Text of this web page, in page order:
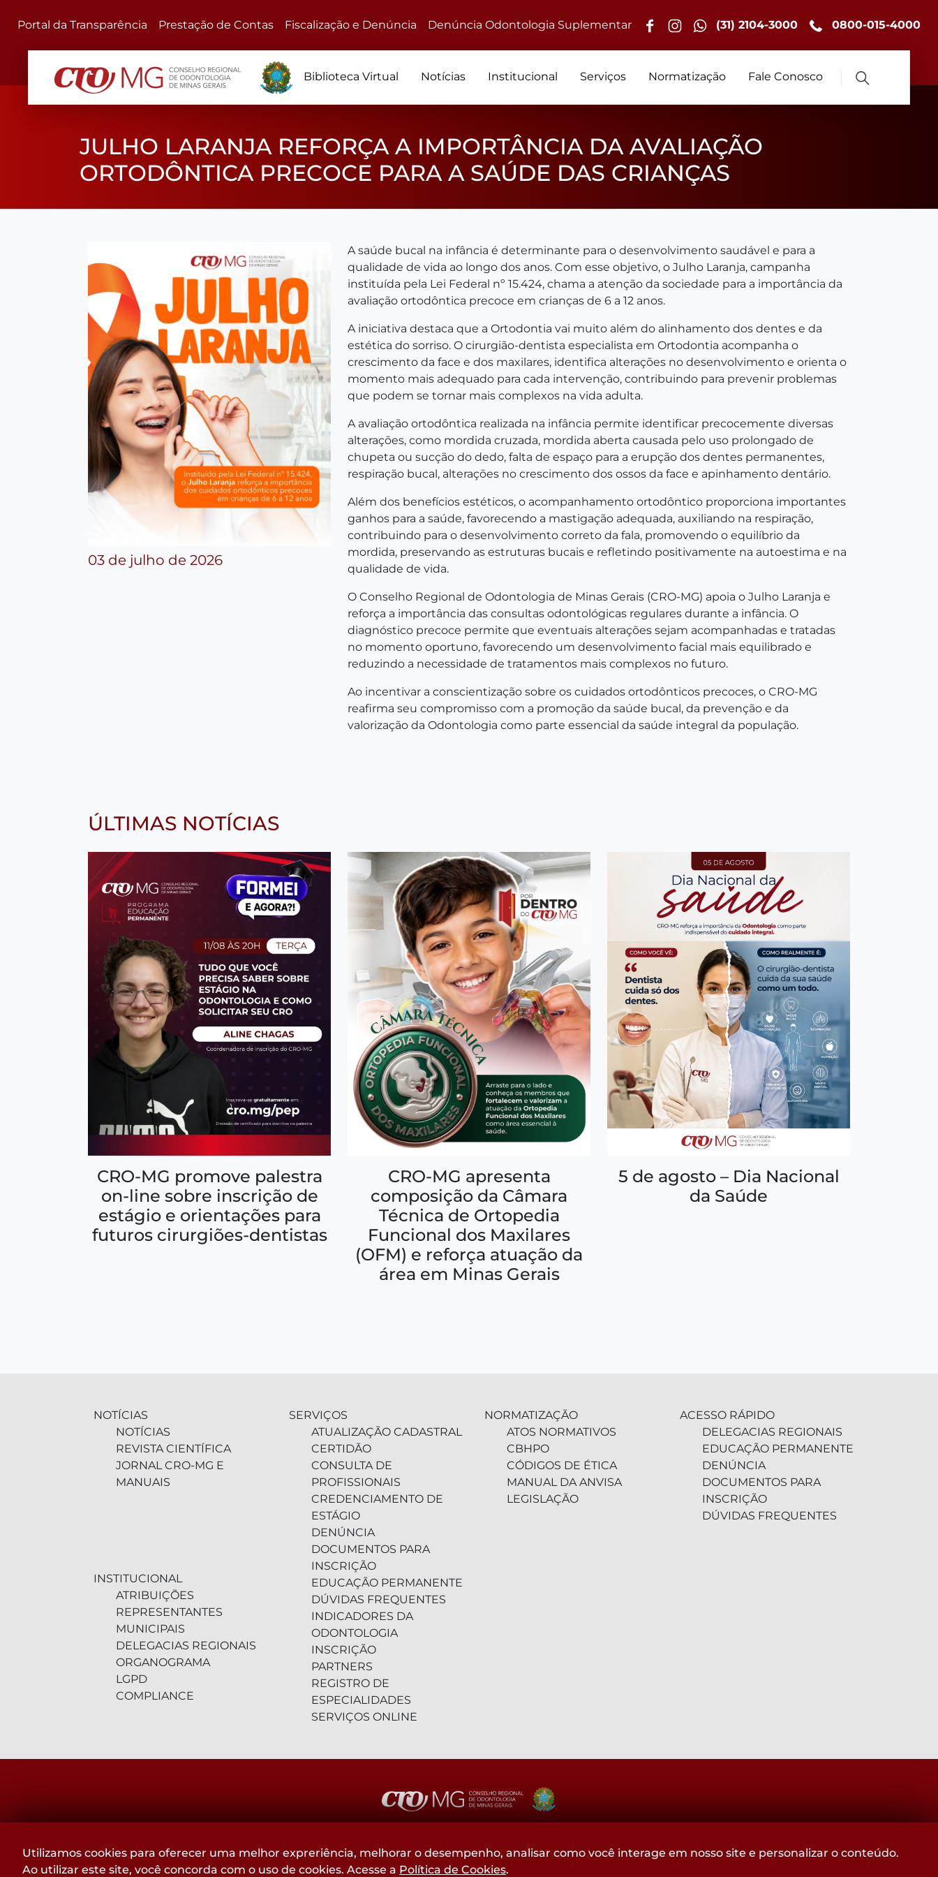
Portal da Transparência Prestação de Contas Fiscalização e Denúncia Denúncia Odontologia Suplementar (31) 2104-3000 0800-015-4000
Biblioteca Virtual Notícias Institucional Serviços Normatização Fale Conosco
JULHO LARANJA REFORÇA A IMPORTÂNCIA DA AVALIAÇÃO
ORTODÔNTICA PRECOCE PARA A SAÚDE DAS CRIANÇAS
03 de julho de 2026
A saúde bucal na infância é determinante para o desenvolvimento saudável e para a
qualidade de vida ao longo dos anos. Com esse objetivo, o Julho Laranja, campanha
instituída pela Lei Federal nº 15.424, chama a atenção da sociedade para a importância da
avaliação ortodôntica precoce em crianças de 6 a 12 anos.
A iniciativa destaca que a Ortodontia vai muito além do alinhamento dos dentes e da
estética do sorriso. O cirurgião-dentista especialista em Ortodontia acompanha o
crescimento da face e dos maxilares, identifica alterações no desenvolvimento e orienta o
momento mais adequado para cada intervenção, contribuindo para prevenir problemas
que podem se tornar mais complexos na vida adulta.
A avaliação ortodôntica realizada na infância permite identificar precocemente diversas
alterações, como mordida cruzada, mordida aberta causada pelo uso prolongado de
chupeta ou sucção do dedo, falta de espaço para a erupção dos dentes permanentes,
respiração bucal, alterações no crescimento dos ossos da face e apinhamento dentário.
Além dos benefícios estéticos, o acompanhamento ortodôntico proporciona importantes
ganhos para a saúde, favorecendo a mastigação adequada, auxiliando na respiração,
contribuindo para o desenvolvimento correto da fala, promovendo o equilíbrio da
mordida, preservando as estruturas bucais e refletindo positivamente na autoestima e na
qualidade de vida.
O Conselho Regional de Odontologia de Minas Gerais (CRO-MG) apoia o Julho Laranja e
reforça a importância das consultas odontológicas regulares durante a infância. O
diagnóstico precoce permite que eventuais alterações sejam acompanhadas e tratadas
no momento oportuno, favorecendo um desenvolvimento facial mais equilibrado e
reduzindo a necessidade de tratamentos mais complexos no futuro.
Ao incentivar a conscientização sobre os cuidados ortodônticos precoces, o CRO-MG
reafirma seu compromisso com a promoção da saúde bucal, da prevenção e da
valorização da Odontologia como parte essencial da saúde integral da população.
ÚLTIMAS NOTÍCIAS
CRO-MG promove palestra
on-line sobre inscrição de
estágio e orientações para
futuros cirurgiões-dentistas
CRO-MG apresenta
composição da Câmara
Técnica de Ortopedia
Funcional dos Maxilares
(OFM) e reforça atuação da
área em Minas Gerais
5 de agosto – Dia Nacional
da Saúde
NOTÍCIAS
NOTÍCIAS
REVISTA CIENTÍFICA
JORNAL CRO-MG E
MANUAIS
INSTITUCIONAL
ATRIBUIÇÕES
REPRESENTANTES
MUNICIPAIS
DELEGACIAS REGIONAIS
ORGANOGRAMA
LGPD
COMPLIANCE
SERVIÇOS
ATUALIZAÇÃO CADASTRAL
CERTIDÃO
CONSULTA DE
PROFISSIONAIS
CREDENCIAMENTO DE
ESTÁGIO
DENÚNCIA
DOCUMENTOS PARA
INSCRIÇÃO
EDUCAÇÃO PERMANENTE
DÚVIDAS FREQUENTES
INDICADORES DA
ODONTOLOGIA
INSCRIÇÃO
PARTNERS
REGISTRO DE
ESPECIALIDADES
SERVIÇOS ONLINE
NORMATIZAÇÃO
ATOS NORMATIVOS
CBHPO
CÓDIGOS DE ÉTICA
MANUAL DA ANVISA
LEGISLAÇÃO
ACESSO RÁPIDO
DELEGACIAS REGIONAIS
EDUCAÇÃO PERMANENTE
DENÚNCIA
DOCUMENTOS PARA
INSCRIÇÃO
DÚVIDAS FREQUENTES
RUA DA BAHIA, 1477 - LOURDES
BELO HORIZONTE - MG
(31) 2104-3000 - WhatsApp
Acompanhe
Utilizamos cookies para oferecer uma melhor expreriência, melhorar o desempenho, analisar como você interage em nosso site e personalizar o conteúdo.
Ao utilizar este site, você concorda com o uso de cookies. Acesse a Política de Cookies.